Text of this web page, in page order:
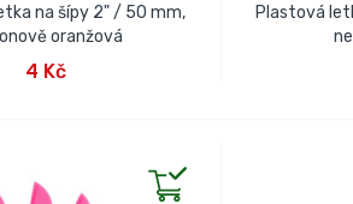
na šípy 2" / 50 mm,
oranžová
4 Kč
Plastová